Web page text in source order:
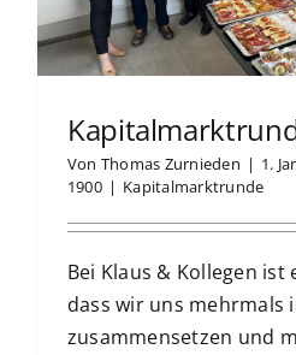
Von Thomas Zurnieden | 1.
1900 | Kapitalmarktrunde
Bei Klaus & Kollegen ist
dass wir uns mehrmals
zusammensetzen und